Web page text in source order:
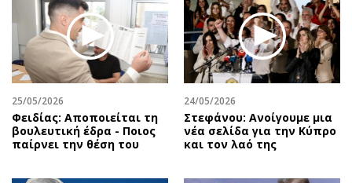
25/05/2026
Φειδίας: Αποποιείται τη
βουλευτική έδρα - Ποιος
παίρνει την θέση του
24/05/2026
Στεφάνου: Ανοίγουμε μια
νέα σελίδα για την Κύπρο
και τον λαό της